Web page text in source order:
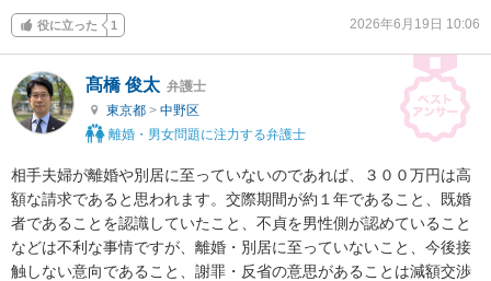
役に立った 1 2026年6月19日 10:06
髙橋 俊太 弁護士
東京都 > 中野区
離婚・男女問題に注力する弁護士
相手夫婦が離婚や別居に至っていないのであれば、３００万円は高
額な請求であると思われます。交際期間が約１年であること、既婚
者であることを認識していたこと、不貞を男性側が認めていること
などは不利な事情ですが、離婚・別居に至っていないこと、今後接
触しない意向であること、謝罪・反省の意思があることは減額交渉